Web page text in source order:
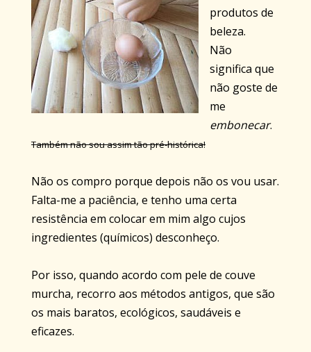
produtos de
beleza.
Não
significa que
não goste de
me
embonecar.
Também não sou assim tão pré-histórica!
Não os compro porque depois não os vou usar.
Falta-me a paciência, e tenho uma certa
resistência em colocar em mim algo cujos
ingredientes (químicos) desconheço.
Por isso, quando acordo com pele de couve
murcha, recorro aos métodos antigos, que são
os mais baratos, ecológicos, saudáveis e
eficazes.